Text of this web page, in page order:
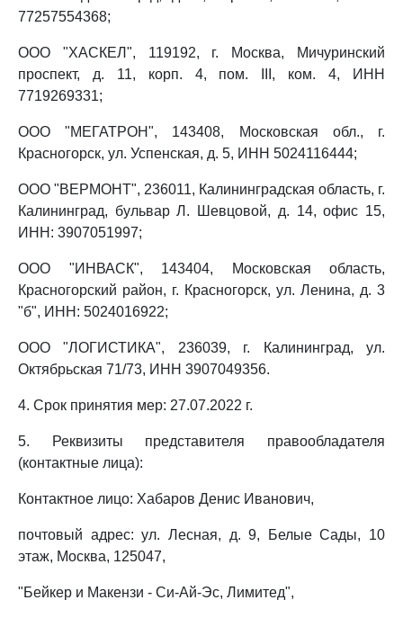
77257554368;
ООО "ХАСКЕЛ", 119192, г. Москва, Мичуринский
проспект, д. 11, корп. 4, пом. III, ком. 4, ИНН
7719269331;
ООО "МЕГАТРОН", 143408, Московская обл., г.
Красногорск, ул. Успенская, д. 5, ИНН 5024116444;
ООО "ВЕРМОНТ", 236011, Калининградская область, г.
Калининград, бульвар Л. Шевцовой, д. 14, офис 15,
ИНН: 3907051997;
ООО "ИНВАСК", 143404, Московская область,
Красногорский район, г. Красногорск, ул. Ленина, д. 3
"б", ИНН: 5024016922;
ООО "ЛОГИСТИКА", 236039, г. Калининград, ул.
Октябрьская 71/73, ИНН 3907049356.
4. Срок принятия мер: 27.07.2022 г.
5. Реквизиты представителя правообладателя
(контактные лица):
Контактное лицо: Хабаров Денис Иванович,
почтовый адрес: ул. Лесная, д. 9, Белые Сады, 10
этаж, Москва, 125047,
"Бейкер и Макензи - Си-Ай-Эс, Лимитед",